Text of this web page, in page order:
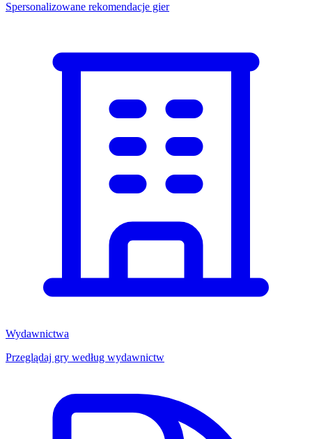
Spersonalizowane rekomendacje gier
Wydawnictwa
Przeglądaj gry według wydawnictw